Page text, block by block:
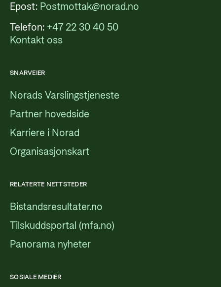
Epost: Postmottak@norad.no
Telefon: +47 22 30 40 50
Kontakt oss
SNARVEIER
Norads Varslingstjeneste
Partner hovedside
Karriere i Norad
Organisasjonskart
RELATERTE NETTSTEDER
Bistandsresultater.no
Tilskuddsportal (mfa.no)
Panorama nyheter
SOSIALE MEDIER